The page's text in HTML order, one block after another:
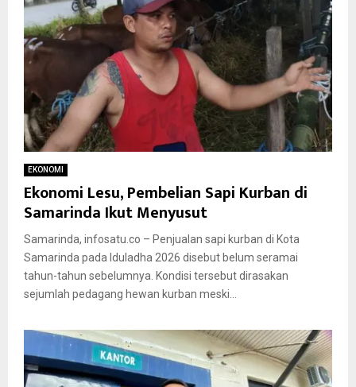
EKONOMI
Ekonomi Lesu, Pembelian Sapi Kurban di
Samarinda Ikut Menyusut
Samarinda, infosatu.co – Penjualan sapi kurban di Kota
Samarinda pada Iduladha 2026 disebut belum seramai
tahun-tahun sebelumnya. Kondisi tersebut dirasakan
sejumlah pedagang hewan kurban meski...